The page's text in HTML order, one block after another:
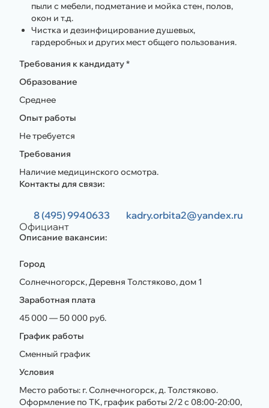
пыли с мебели, подметание и мойка стен, полов,
окон и т.д.
Чистка и дезинфицирование душевых,
гардеробных и других мест общего пользования.
Требования к кандидату *
Образование
Среднее
Опыт работы
Не требуется
Требования
Наличие медицинского осмотра.
Контакты для связи:
8 (495) 9940633
kadry.orbita2@yandex.ru
Официант
Описание вакансии:
Город
Солнечногорск, Деревня Толстяково, дом 1
Заработная плата
45 000 — 50 000 руб.
График работы
Сменный график
Условия
Место работы: г. Солнечногорск, д. Толстяково.
Оформление по ТК, график работы 2/2 с 08:00-20:00,